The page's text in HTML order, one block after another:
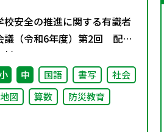
校安全の推進に関する有識者
議（令和6年度）第2回 配付
料
中 国語 書写
社会
地図
算数 防災教育